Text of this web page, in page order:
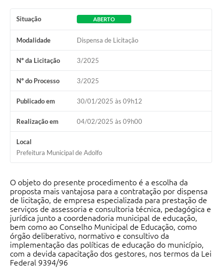
Situação ABERTO
Modalidade Dispensa de Licitação
Nº da Licitação 3/2025
Nº do Processo 3/2025
Publicado em 30/01/2025 às 09h12
Realização em 04/02/2025 às 09h00
Local
Prefeitura Municipal de Adolfo
O objeto do presente procedimento é a escolha da
proposta mais vantajosa para a contratação por dispensa
de licitação, de empresa especializada para prestação de
serviços de assessoria e consultoria técnica, pedagógica e
jurídica junto a coordenadoria municipal de educação,
bem como ao Conselho Municipal de Educação, como
órgão deliberativo, normativo e consultivo da
implementação das políticas de educação do município,
com a devida capacitação dos gestores, nos termos da Lei
Federal 9394/96